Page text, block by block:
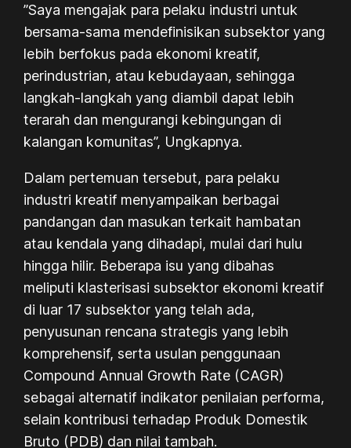
”Saya mengajak para pelaku industri untuk
bersama-sama mendefinisikan subsektor yang
lebih berfokus pada ekonomi kreatif,
perindustrian, atau kebudayaan, sehingga
langkah-langkah yang diambil dapat lebih
terarah dan mengurangi kebingungan di
kalangan komunitas”, Ungkapnya.
Dalam pertemuan tersebut, para pelaku
industri kreatif menyampaikan berbagai
pandangan dan masukan terkait hambatan
atau kendala yang dihadapi, mulai dari hulu
hingga hilir. Beberapa isu yang dibahas
meliputi klasterisasi subsektor ekonomi kreatif
di luar 17 subsektor yang telah ada,
penyusunan rencana strategis yang lebih
komprehensif, serta usulan penggunaan
Compound Annual Growth Rate (CAGR)
sebagai alternatif indikator penilaian performa,
selain kontribusi terhadap Produk Domestik
Bruto (PDB) dan nilai tambah.